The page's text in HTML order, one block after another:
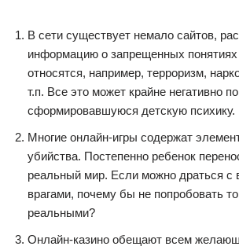
В сети существует немало сайтов,
информацию о запрещенных
относятся, например, терроризм,
т.п. Все это может крайне негативно
сформировавшуюся детскую психику.
Многие онлайн-игры содержат
убийства. Постепенно ребенок
реальный мир. Если можно драться с
врагами, почему бы не попробовать
реальными?
Онлайн-казино обещают всем